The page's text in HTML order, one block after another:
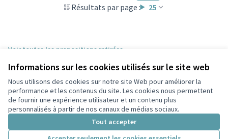
Informations sur les cookies utilisés sur le site web
Nous utilisons des cookies sur notre site Web pour améliorer la
performance et les contenus du site. Les cookies nous permettent
de fournir une expérience utilisateur et un contenu plus
personnalisés à partir de nos canaux de médias sociaux.
Tout accepter
Résultats par page : 25
Voir toutes les propositions retirées
Conditions d'utilisation
Paramètres des cookies
Participez Villeurbanne sur X
(Lien externe)
Participez Villeurbanne sur Facebook
Participez Villeurbanne sur Instagram
Participez Villeurbanne sur YouTube
(Lien externe)